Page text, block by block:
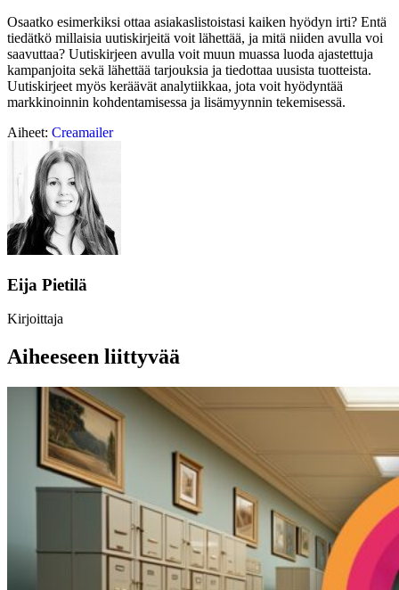
Osaatko esimerkiksi ottaa asiakaslistoistasi kaiken hyödyn irti? Entä
tiedätkö millaisia uutiskirjeitä voit lähettää, ja mitä niiden avulla voi
saavuttaa? Uutiskirjeen avulla voit muun muassa luoda ajastettuja
kampanjoita sekä lähettää tarjouksia ja tiedottaa uusista tuotteista.
Uutiskirjeet myös keräävät analytiikkaa, jota voit hyödyntää
markkinoinnin kohdentamisessa ja lisämyynnin tekemisessä.
Aiheet: Creamailer
Eija Pietilä
Kirjoittaja
Aiheeseen liittyvää